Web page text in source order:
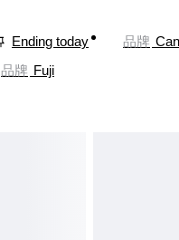
Ending today 品牌
品牌 Fuji